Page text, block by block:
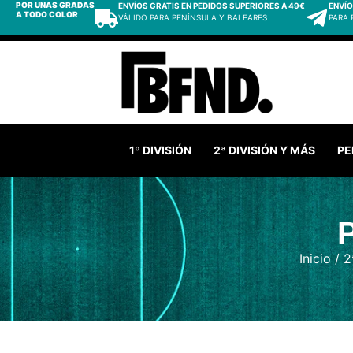
POR UNAS GRADAS
A TODO COLOR
ENVÍOS GRATIS EN PEDIDOS SUPERIORES A 49€
VÁLIDO PARA PENÍNSULA Y BALEARES
PARA
1º DIVISIÓN 2ª DIVISIÓN Y MÁS
Inicio/